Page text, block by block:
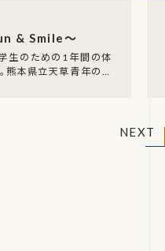
& Smile〜
生のための1年間の体
熊本県立天草青年の家
NEXT